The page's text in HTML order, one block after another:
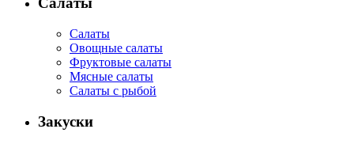
Салаты
Овощные салаты
Фруктовые салаты
Мясные салаты
Салаты с рыбой
Закуски